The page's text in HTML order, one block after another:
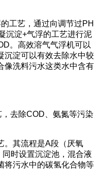
工艺，通过向调节过PH
沉淀+气浮的工艺进行泥
。高效溶气气浮机可以
沉淀可以有效去除水中较
像洗料污水这类水中含有
去除COD、氨氮等污染
。其流程是A段（厌氧
时设置沉淀池，混合液
将污水中的碳氢化合物等